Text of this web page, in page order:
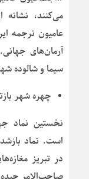
می‌کنند،
عامیون ترجمه
آرمان‌های
سیما و شالوده
چهره شهر
نخستین نماد
است. نماد
در تبریز